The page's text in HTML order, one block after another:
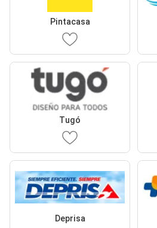
Pintacasa
Tugó
Deprisa